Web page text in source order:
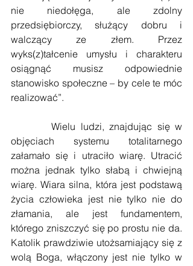
nie niedołęga, ale zdolny
przedsiębiorczy, służący dobru i
walczący ze złem. Przez
wyks(z)tałcenie umysłu i charakteru
osiągnąć musisz odpowiednie
stanowisko społeczne – by cele te móc
realizować”.
        Wielu ludzi, znajdując się w
objęciach systemu totalitarnego
załamało się i utraciło wiarę. Utracić
można jednak tylko słabą i chwiejną
wiarę. Wiara silna, która jest podstawą
życia człowieka jest nie tylko nie do
złamania, ale jest fundamentem,
którego zniszczyć się po prostu nie da.
Katolik prawdziwie utożsamiający się z
wolą Boga, włączony jest nie tylko w